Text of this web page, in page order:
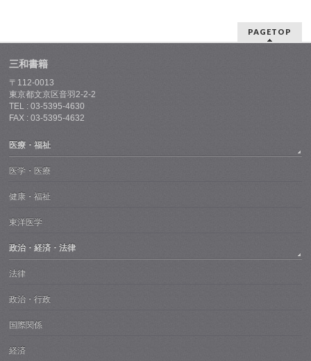
PAGETOP
三和書籍
〒112-0013
東京都文京区音羽2-2-2
TEL : 03-5395-4630
FAX : 03-5395-4632
医療・福祉
医学・医療
健康・福祉
東洋医学
政治・経済・法律
法律
政治・行政
国際関係
経済